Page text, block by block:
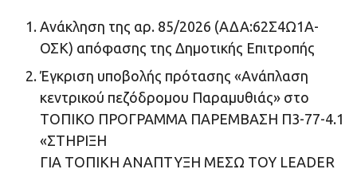
Aνάκληση της αρ. 85/2026 (ΑΔΑ:62Σ4Ω1Α-
ΟΣΚ) απόφασης της Δημοτικής Επιτροπής
Έγκριση υποβολής πρότασης «Ανάπλαση
κεντρικού πεζόδρομου Παραμυθιάς» στο
ΤΟΠΙΚΟ ΠΡΟΓΡΑΜΜΑ ΠΑΡΕΜΒΑΣΗ Π3-77-4.1
«ΣΤΗΡΙΞΗ
ΓΙΑ ΤΟΠΙΚΗ ΑΝΑΠΤΥΞΗ ΜΕΣΩ ΤΟΥ LEADER